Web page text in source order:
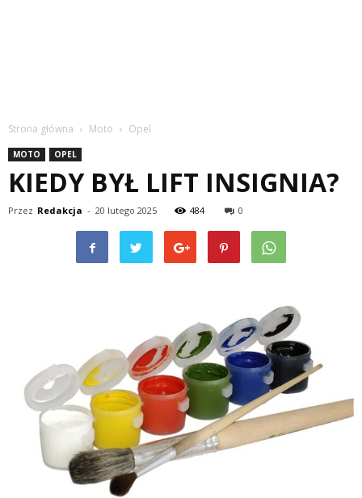
Strona główna Moto Opel
MOTO OPEL
KIEDY BYŁ LIFT INSIGNIA?
Przez Redakcja - 20 lutego 2025 484 0